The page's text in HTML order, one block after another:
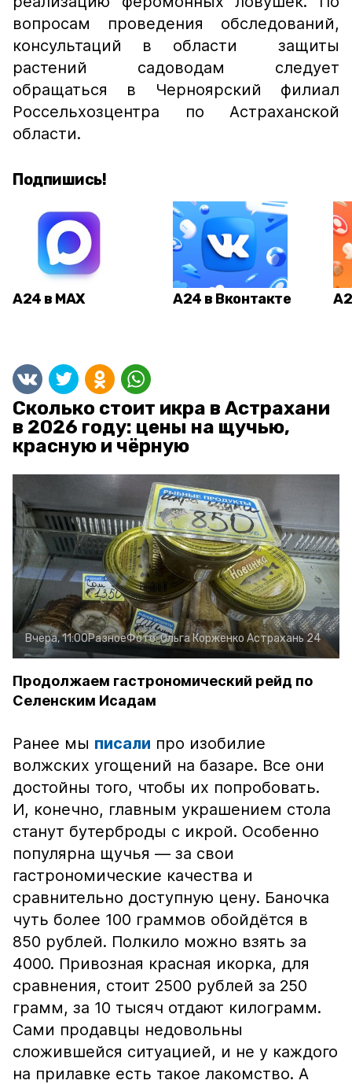
вопросам проведения обследований,
консультаций в области защиты
растений садоводам следует
обращаться в Черноярский филиал
Россельхозцентра по Астраханской
области.
Подпишись!
А24 в MAX А24 в Вконтакте
Сколько стоит икра в Астрахани
в 2026 году: цены на щучью,
красную и чёрную
Вчера, 11:00РазноеФото:Ольга Корженко Астрахань 24
Продолжаем гастрономический рейд по
Селенским Исадам
Ранее мы писали про изобилие
волжских угощений на базаре. Все они
достойны того, чтобы их попробовать.
И, конечно, главным украшением стола
станут бутерброды с икрой. Особенно
популярна щучья — за свои
гастрономические качества и
сравнительно доступную цену. Баночка
чуть более 100 граммов обойдётся в
850 рублей. Полкило можно взять за
4000. Привозная красная икорка, для
сравнения, стоит 2500 рублей за 250
грамм, за 10 тысяч отдают килограмм.
Сами продавцы недовольны
сложившейся ситуацией, и не у каждого
на прилавке есть такое лакомство. А